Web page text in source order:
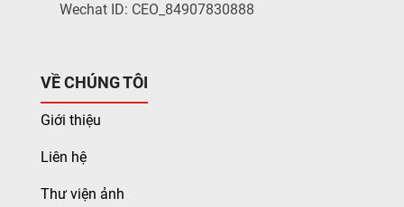
Wechat ID: CEO_84907830888
VỀ CHÚNG TÔI
Giới thiệu
Liên hệ
Thư viện ảnh